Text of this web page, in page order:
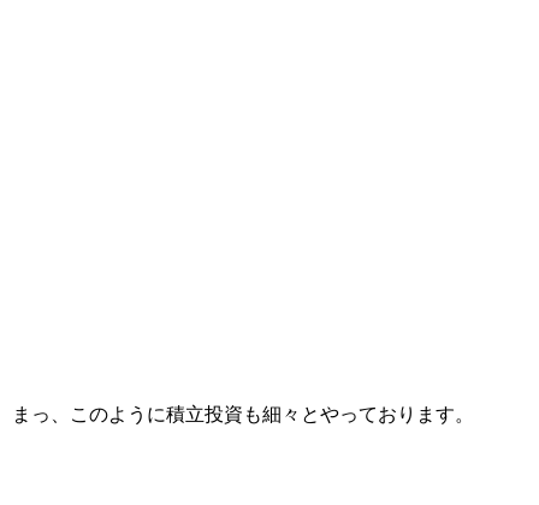
まっ、このように積立投資も細々とやっております。